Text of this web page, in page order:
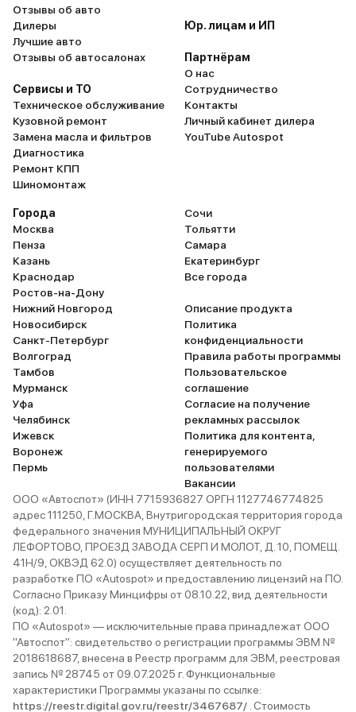
прогревами нет, сажусь в теплую
машину, все подогревы и климат
коннект. Расход с прогревами
около 14-16. Черт знает что еще
про нее написать. Пока 2500
пробег, может дальше что то
появится интересное и дополню
Отзывы об авто
Дилеры
Лучшие авто
Отзывы об автосалонах
Сервисы и ТО
Техническое обслуживание
Кузовной ремонт
Замена масла и фильтров
Диагностика
Ремонт КПП
Шиномонтаж
Юр. лицам и ИП
Партнёрам
О нас
Сотрудничество
Контакты
Личный кабинет дилера
YouTube Autospot
Города
Москва
Пенза
Казань
Краснодар
Ростов-на-Дону
Нижний Новгород
Новосибирск
Санкт-Петербург
Волгоград
Тамбов
Мурманск
Уфа
Челябинск
Ижевск
Воронеж
Пермь
Сочи
Тольятти
Самара
Екатеринбург
Все города
Описание продукта
Политика
конфиденциальности
Правила работы программы
Пользовательское
соглашение
Согласие на получение
рекламных рассылок
Политика для контента,
генерируемого
пользователями
Вакансии
ООО «Автоспот» (ИНН 7715936827 ОРГН 1127746774825
адрес 111250, Г.МОСКВА, Внутригородская территория города
федерального значения МУНИЦИПАЛЬНЫЙ ОКРУГ
ЛЕФОРТОВО, ПРОЕЗД ЗАВОДА СЕРП И МОЛОТ, Д. 10, ПОМЕЩ.
41Н/9, ОКВЭД 62.0) осуществляет деятельность по
разработке ПО «Autospot» и предоставлению лицензий на ПО.
Согласно Приказу Минцифры от 08.10.22, вид деятельности
(код): 2.01.
ПО «Autospot» — исключительные права принадлежат ООО
"Автоспот": свидетельство о регистрации программы ЭВМ №
2018618687, внесена в Реестр программ для ЭВМ, реестровая
запись № 28745 от 09.07.2025 г. Функциональные
характеристики Программы указаны по ссылке:
https://reestr.digital.gov.ru/reestr/3467687/ . Стоимость